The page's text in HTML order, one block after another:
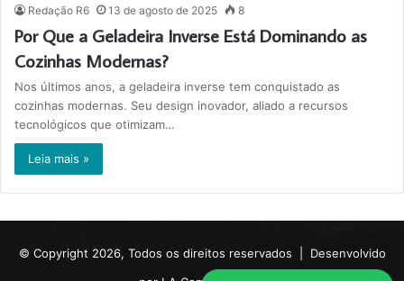
Redação R6 13 de agosto de 2025 8
Por Que a Geladeira Inverse Está Dominando as
Cozinhas Modernas?
Nos últimos anos, a geladeira inverse tem conquistado as
cozinhas modernas. Seu design inovador, aliado a recursos
tecnológicos que otimizam…
Leia mais »
© Copyright 2026, Todos os direitos reservados | Desenvolvido